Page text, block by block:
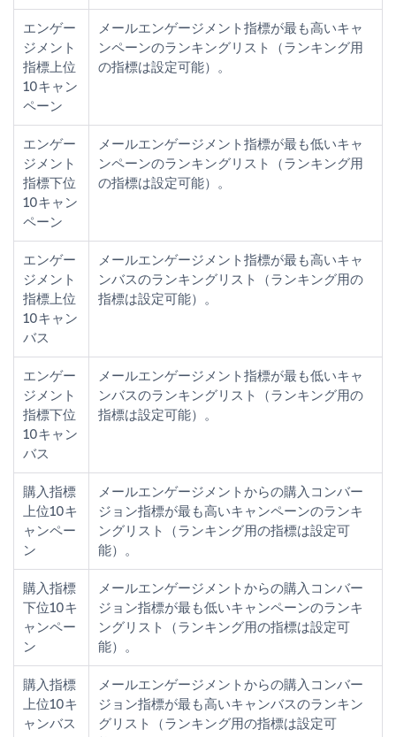
エンゲー
ジメント
指標上位
10キャン
ペーン
メールエンゲージメント指標が最も高いキャ
ンペーンのランキングリスト（ランキング用
の指標は設定可能）。
エンゲー
ジメント
指標下位
10キャン
ペーン
メールエンゲージメント指標が最も低いキャ
ンペーンのランキングリスト（ランキング用
の指標は設定可能）。
エンゲー
ジメント
指標上位
10キャン
バス
メールエンゲージメント指標が最も高いキャ
ンバスのランキングリスト（ランキング用の
指標は設定可能）。
エンゲー
ジメント
指標下位
10キャン
バス
メールエンゲージメント指標が最も低いキャ
ンバスのランキングリスト（ランキング用の
指標は設定可能）。
購入指標
上位10キ
ャンペー
ン
メールエンゲージメントからの購入コンバー
ジョン指標が最も高いキャンペーンのランキ
ングリスト（ランキング用の指標は設定可
能）。
購入指標
下位10キ
ャンペー
ン
メールエンゲージメントからの購入コンバー
ジョン指標が最も低いキャンペーンのランキ
ングリスト（ランキング用の指標は設定可
能）。
購入指標
上位10キ
ャンバス
メールエンゲージメントからの購入コンバー
ジョン指標が最も高いキャンバスのランキン
グリスト（ランキング用の指標は設定可